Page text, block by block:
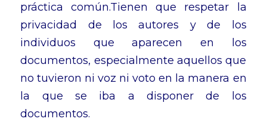
práctica común.Tienen que respetar la
privacidad de los autores y de los
individuos que aparecen en los
documentos, especialmente aquellos que
no tuvieron ni voz ni voto en la manera en
la que se iba a disponer de los
documentos.